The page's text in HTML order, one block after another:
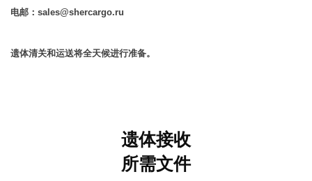
电邮：sales@shercargo.ru
遗体清关和运送将全天候进行准备。
遗体接收
所需文件